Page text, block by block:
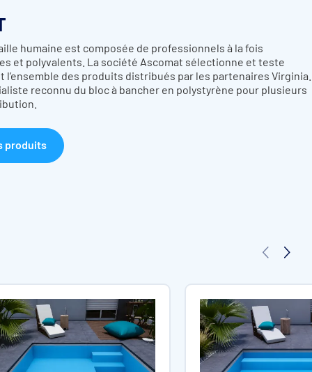
humaine est composée de professionnels à la fois
et polyvalents. La société Ascomat sélectionne et teste
l’ensemble des produits distribués par les partenaires Virginia
reconnu du bloc à bancher en polystyrène pour plusieurs
produits